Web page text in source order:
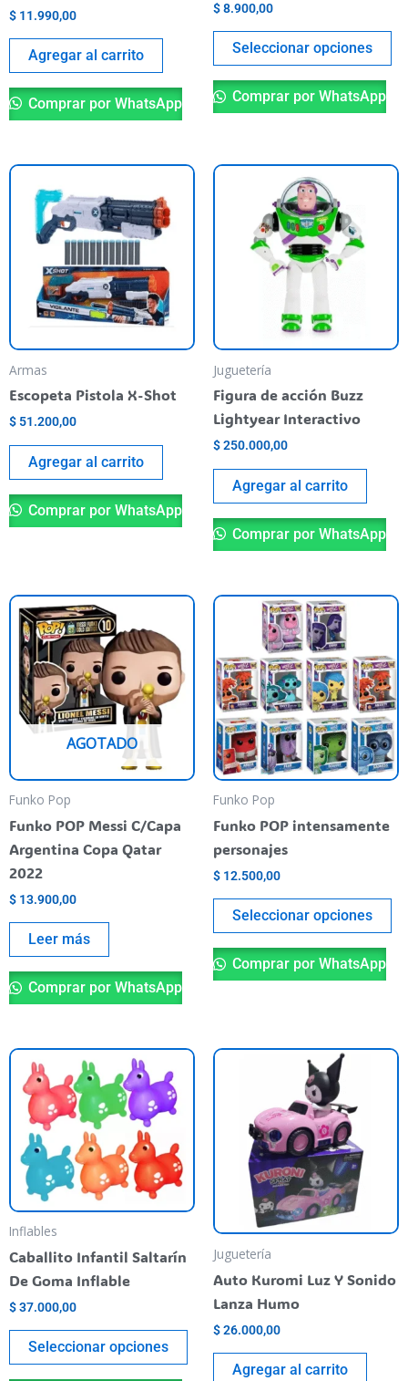
$ 11.990,00
Agregar al carrito
Comprar por WhatsApp
$8.900,00
Seleccionar opciones
Comprar por WhatsApp
Armas
Escopeta Pistola X-Shot
$ 51.200,00
Agregar al carrito
Comprar por WhatsApp
Juguetería
Figura de acción Buzz
Lightyear Interactivo
$250.000,00
Agregar al carrito
Comprar por WhatsApp
AGOTADO
Funko Pop
Funko POP Messi C/Capa
Argentina Copa Qatar
2022
$ 13.900,00
Leer más
Comprar por WhatsApp
Funko Pop
Funko POP intensamente
personajes
$ 12.500,00
Seleccionar opciones
se
Comprar por WhatsApp
Inflables
Caballito Infantil Saltarín
De Goma Inflable
$37.000,00
Seleccionar opciones
Este
variantes.
opciones
pueden
elegir
del
Juguetería
Auto Kuromi Luz Y Sonido
Lanza Humo
$26.000,00
Agregar al carrito